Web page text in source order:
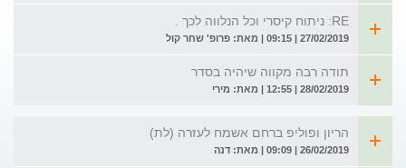
RE: ניתוח קיסרי וכל הנלווה לכך .
27/02/2019 | 09:15 | מאת: פרופ' שחר קול
תודה רבה מקווה שיהיה בסדר
28/02/2019 | 12:55 | מאת: מירי
הריון ופוליפ ברחם אשמח לעזרה (לת)
26/02/2019 | 09:09 | מאת: דנה